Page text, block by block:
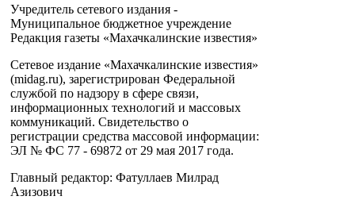
Учредитель сетевого издания -
Муниципальное бюджетное учреждение
Редакция газеты «Махачкалинские известия»
Сетевое издание «Махачкалинские известия»
(midag.ru), зарегистрирован Федеральной
службой по надзору в сфере связи,
информационных технологий и массовых
коммуникаций. Свидетельство о
регистрации средства массовой информации:
ЭЛ № ФС 77 - 69872 от 29 мая 2017 года.
Главный редактор: Фатуллаев Милрад
Азизович